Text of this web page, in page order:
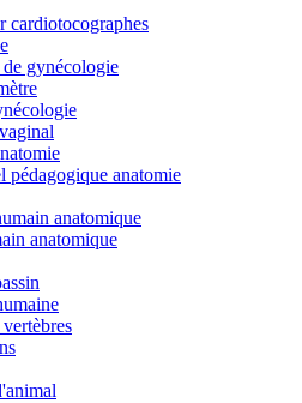
cardiotocographes
gynécologie
pédagogique anatomie
anatomique
anatomique